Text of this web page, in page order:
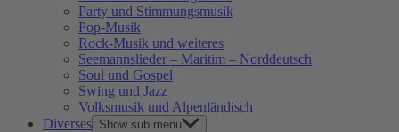
Party und Stimmungsmusik
Pop-Musik
Rock-Musik und weiteres
Seemannslieder – Maritim – Norddeutsch
Soul und Gospel
Swing und Jazz
Volksmusik und Alpenländisch
Diverses Show sub menu